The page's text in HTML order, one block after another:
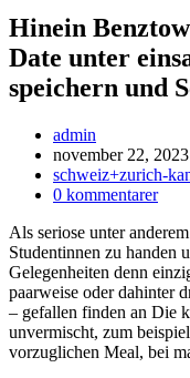
Hinein
Date unter
speichern und
Inläggsförfattare:
admin
Inlägget
publicerat:
november 22, 2023
Inläggskategori:
schweiz+zurich-
Kommentarer
inlägget:
0 kommentarer
Als seriose unter
Studentinnen zu handen
Gelegenheiten denn
paarweise oder dahinter
– gefallen finden an Die
unvermischt, zum
vorzuglichen Meal, bei